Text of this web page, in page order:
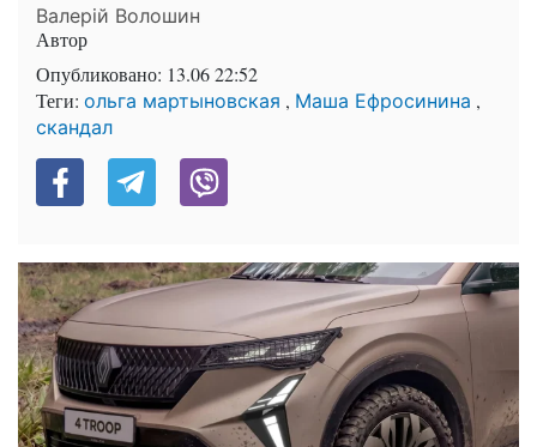
Валерій Волошин
Автор
Опубликовано: 13.06 22:52
Теги: ольга мартыновская , Маша Ефросинина ,
скандал